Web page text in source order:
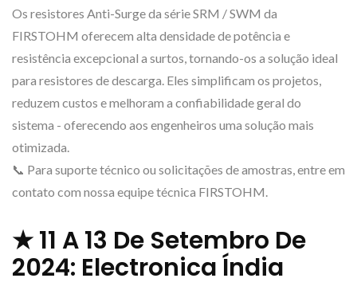
Os resistores Anti-Surge da série SRM / SWM da
FIRSTOHM oferecem alta densidade de potência e
resistência excepcional a surtos, tornando-os a solução ideal
para resistores de descarga. Eles simplificam os projetos,
reduzem custos e melhoram a confiabilidade geral do
sistema - oferecendo aos engenheiros uma solução mais
otimizada.
📞 Para suporte técnico ou solicitações de amostras, entre em
contato com nossa equipe técnica FIRSTOHM.
★ 11 A 13 De Setembro De
2024: Electronica Índia